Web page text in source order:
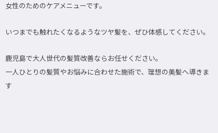
女性のためのケアメニューです。
いつまでも触れたくなるようなツヤ髪を、ぜひ体感してください。
鹿児島で大人世代の髪質改善ならお任せください。
一人ひとりの髪質やお悩みに合わせた施術で、理想の美髪へ導きま
す